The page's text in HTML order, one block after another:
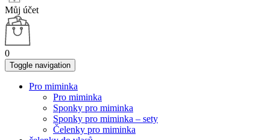
Můj účet
0
Toggle navigation
Pro miminka
Pro miminka
Sponky pro miminka
Sponky pro miminka – sety
Čelenky pro miminka